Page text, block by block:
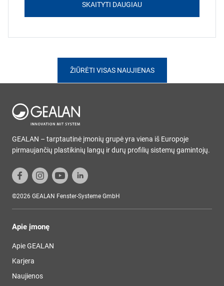
SKAITYTI DAUGIAU
ŽIŪRĖTI VISAS NAUJIENAS
GEALAN – tarptautinė įmonių grupė yra viena iš Europoje
pirmaujančių plastikinių langų ir durų profilių sistemų gamintojų.
©2026 GEALAN Fenster-Systeme GmbH
Apie įmonę
Apie GEALAN
Karjera
Naujienos